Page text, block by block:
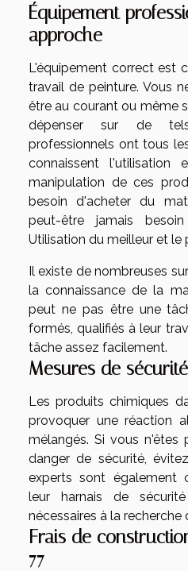
Équipement
approche
L'équipement correct est
travail de peinture. Vous
être au courant ou même
dépenser sur de
professionnels ont tous
connaissent
manipulation de ces
besoin d'acheter du
peut-être jamais
Utilisation du meilleur et le
Il existe de nombreuses
la connaissance de la
peut ne pas être une
formés, qualifiés à leur
tâche assez facilement.
Mesures de sécurité
Les produits chimiques
provoquer une réaction
mélangés. Si vous
danger de sécurité,
experts sont également
leur harnais de
nécessaires à la recherche
Frais de
77